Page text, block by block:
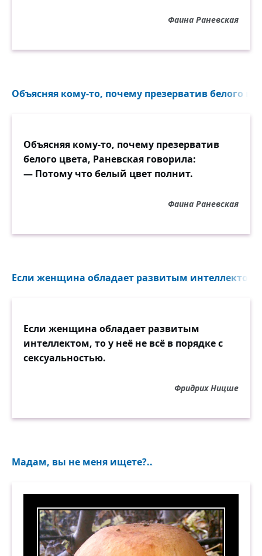
Фаина Раневская
Объясняя кому-то, почему презерватив белого
Объясняя кому-то, почему презерватив
белого цвета, Раневская говорила:
— Потому что белый цвет полнит.
Фаина Раневская
Если женщина обладает развитым
Если женщина обладает развитым
интеллектом, то у неё не всё в порядке с
сексуальностью.
Фридрих Ницше
Мадам, вы не меня ищете?..